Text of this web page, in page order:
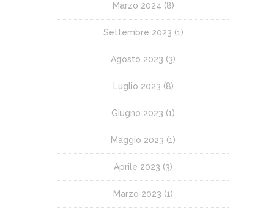
Marzo 2024 (8)
Settembre 2023 (1)
Agosto 2023 (3)
Luglio 2023 (8)
Giugno 2023 (1)
Maggio 2023 (1)
Aprile 2023 (3)
Marzo 2023 (1)